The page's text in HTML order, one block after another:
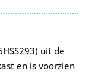
uit de
en is voorzien